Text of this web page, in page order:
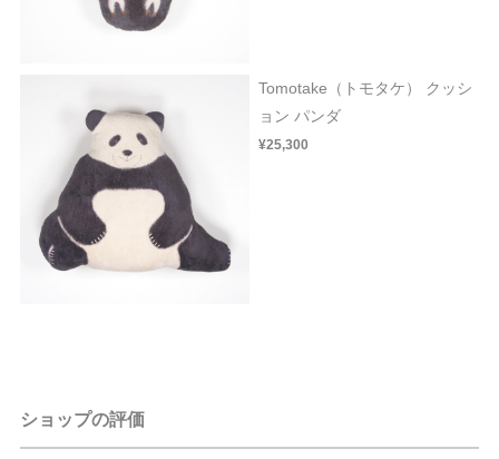
Tomotake（トモタケ） クッシ
ョン パンダ
¥25,300
ショップの評価